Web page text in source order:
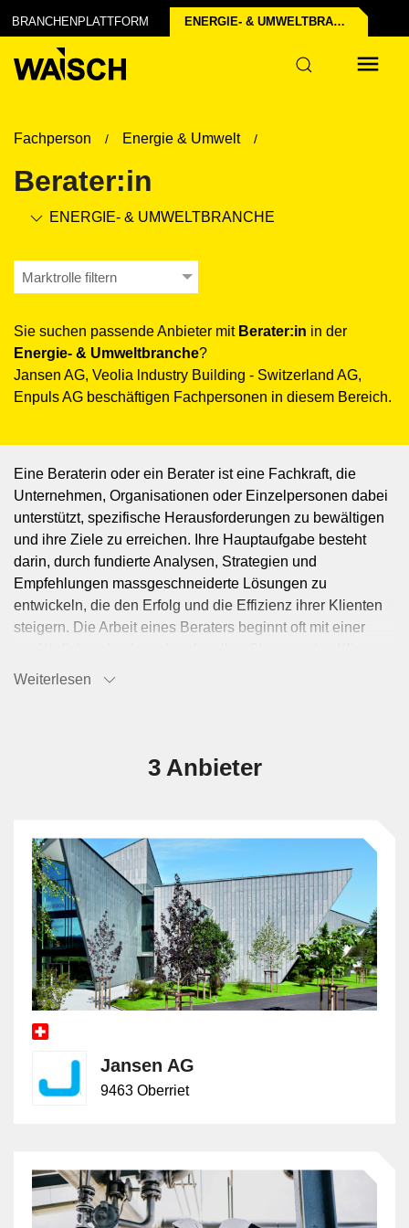
BRANCHENPLATTFORM ENERGIE- & UMWELT­BRANCHE
Fachperson Energie & Umwelt
Berater:in
ENERGIE- & UMWELT­BRANCHE
Marktrolle filtern
Sie suchen passende Anbieter mit Berater:in in der
Energie- & Umwelt­branche?
Jansen AG, Veolia lndustry Building - Switzerland AG,
Enpuls AG beschäftigen Fachpersonen in diesem Bereich.
3 Anbieter
Jansen AG
9463 Oberriet
Eine Beraterin oder ein Berater ist eine Fachkraft, die
Unternehmen, Organisationen oder Einzelpersonen dabei
unterstützt, spezifische Herausforderungen zu bewältigen
und ihre Ziele zu erreichen. Ihre Hauptaufgabe besteht
darin, durch fundierte Analysen, Strategien und
Empfehlungen massgeschneiderte Lösungen zu
entwickeln, die den Erfolg und die Effizienz ihrer Klienten
steigern. Die Arbeit eines Beraters beginnt oft mit einer
Dies beinhaltet das Sammeln und Auswerten von Daten,
Chancen und potenzielle Verbesserungsbereiche. Berater
beispielsweise die Optimierung von Geschäftsprozessen,
die Einführung neuer Technologien, die Entwicklung von
Marketingstrategien oder die Verbesserung der finanziellen
Performance umfassen. Sie präsentieren ihre
Empfehlungen in Form von Berichten und Präsentationen
und arbeiten eng mit den Entscheidungsträgern
zusammen, um die vorgeschlagenen Massnahmen
umzusetzen. Während der Implementierung überwachen
Berater den Fortschritt, passen die Strategien bei Bedarf
an und bieten kontinuierliche Unterstützung und
Schulungen an, um sicherzustellen, dass die
Veränderungen erfolgreich umgesetzt werden. Sie
Vielzahl von Branchen tätig sein, darunter
Managementberatung, IT-Beratung, Finanzberatung,
Personalberatung, Marketingberatung und viele andere
Weiterlesen